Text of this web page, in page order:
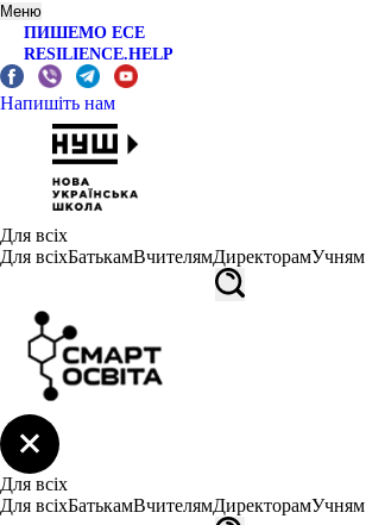
Меню
ПИШЕМО ЕСЕ
RESILIENCE.HELP
Напишіть нам
Для всіх
Для всіхБатькамВчителямДиректорамУчням
Для всіх
Для всіхБатькамВчителямДиректорамУчням